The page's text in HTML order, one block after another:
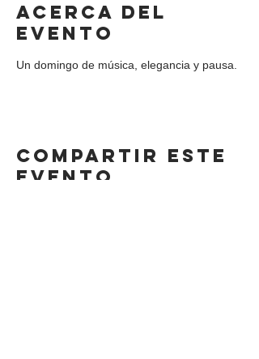
Acerca del
evento
Un domingo de música, elegancia y pausa.
Compartir este
evento